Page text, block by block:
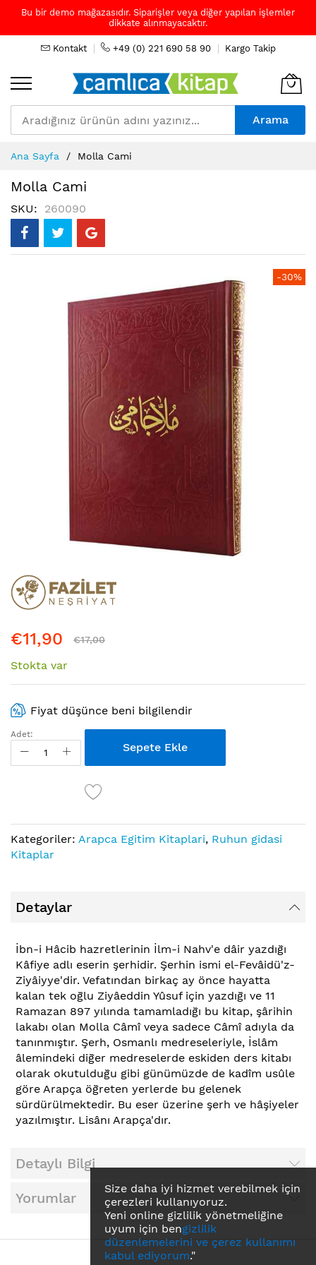
Bu bir demo mağazasıdır. Siparişler veya diğer yapılan işlemler
dikkate alınmayacaktır.
Size daha iyi hizmet verebilmek için
çerezleri kullanıyoruz.
Yeni online gizlilik yönetmeliğine
uyum için bengizlilik
düzenlemelerini ve çerez kullanımı
kabul ediyorum."
Kontakt +49 (0) 221 690 58 90 Kargo Takip
Arama
to
Content
Ana Sayfa Molla Cami
Molla Cami
SKU 260090
galerisinin
başına
-30%
€11,90 €17,00
Stokta var
Fiyat düşünce beni bilgilendir
Adet:
Sepete Ekle
Kategoriler: Arapca Egitim Kitaplari, Ruhun gidasi
Kitaplar
Detaylar
İbn-i Hâcib hazretlerinin İlm-i Nahv'e dâir yazdığı
Kâfiye adlı eserin şerhidir. Şerhin ismi el-Fevâidü'z-
Ziyâiyye'dir. Vefatından birkaç ay önce hayatta
kalan tek oğlu Ziyâeddin Yûsuf için yazdığı ve 11
Ramazan 897 yılında tamamladığı bu kitap, şârihin
lakabı olan Molla Câmî veya sadece Câmî adıyla da
tanınmıştır. Şerh, Osmanlı medreseleriyle, İslâm
âlemindeki diğer medreselerde eskiden ders kitabı
olarak okutulduğu gibi günümüzde de kadîm usûle
göre Arapça öğreten yerlerde bu gelenek
sürdürülmektedir. Bu eser üzerine şerh ve hâşiyeler
yazılmıştır. Lisânı Arapça'dır.
Detaylı Bilgi
Yorumlar